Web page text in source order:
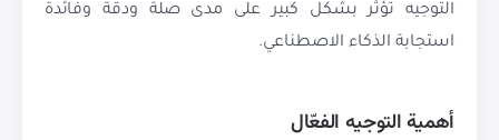
التوجيه تؤثر بشكل كبير على مدى صلة ودقة وفائدة
استجابة الذكاء الاصطناعي.
أهمية التوجيه الفعّال